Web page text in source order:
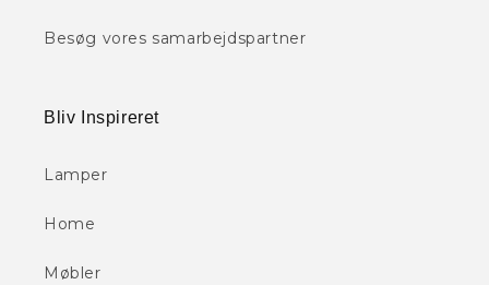
Besøg vores samarbejdspartner
Bliv Inspireret
Lamper
Home
Møbler